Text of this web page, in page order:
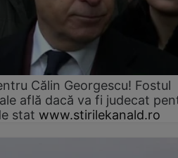
Călin Georgescu! Fostul
află dacă va fi judecat
stat www.stirilekanald.ro